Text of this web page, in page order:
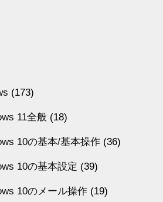
(173)
11全般 (18)
10の基本/基本操作 (36)
10の基本設定 (39)
10のメール操作 (19)